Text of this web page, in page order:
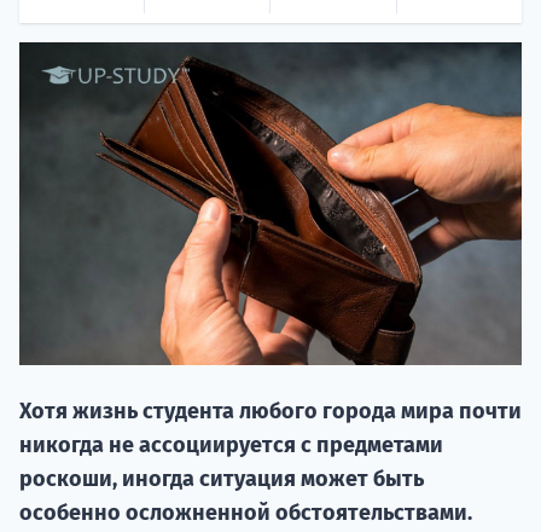
Хотя жизнь студента любого города мира почти
никогда не ассоциируется с предметами
роскоши, иногда ситуация может быть
особенно осложненной обстоятельствами.